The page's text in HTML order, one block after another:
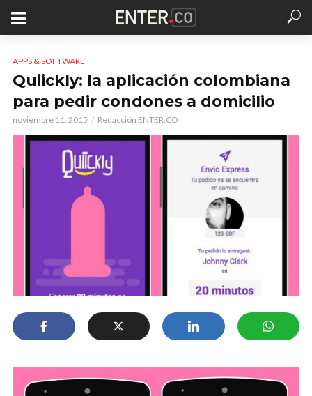
APPS & SOFTWARE
Quiickly: la aplicación colombiana
para pedir condones a domicilio
noviembre 11, 2015 Redacción ENTER.CO